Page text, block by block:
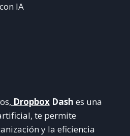
IA
DropboxDash es una
te permite
y la eficiencia